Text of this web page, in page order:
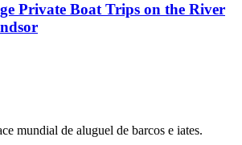
Private Boat Trips on the River
mundial de aluguel de barcos e iates.